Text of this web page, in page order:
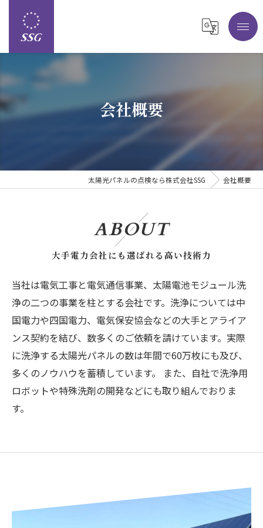
会社概要
太陽光パネルの点検なら株式会社SSG 会社概要
大手電力会社にも選ばれる高い技術力
ABOUT
当社は電気工事と電気通信事業、太陽電池モジュール洗
浄の二つの事業を柱とする会社です。洗浄については中
国電力や四国電力、電気保安協会などの大手とアライア
ンス契約を結び、数多くのご依頼を請けています。実際
に洗浄する太陽光パネルの数は年間で60万枚にも及び、
多くのノウハウを蓄積しています。 また、自社で洗浄用
ロボットや特殊洗剤の開発などにも取り組んでおりま
す。